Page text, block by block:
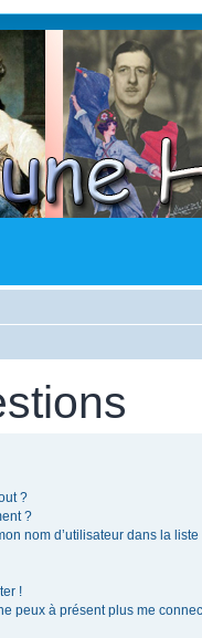
?
?
nom d’utilisateur dans la liste
!
peux à présent plus me